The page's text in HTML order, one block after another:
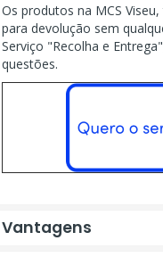
Os produtos na MCS
para devolução sem
Serviço "Recolha e
questões.
Vantagens